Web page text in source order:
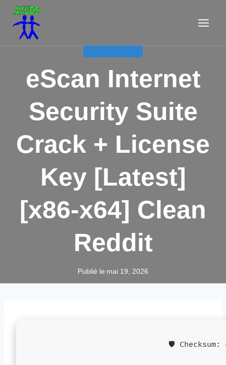
Aller
contenu
eScan Internet
Security Suite
Crack + License
Key [Latest]
[x86-x64] Clean
Reddit
Publié le mai 19, 2026
🛡️ Checksum: